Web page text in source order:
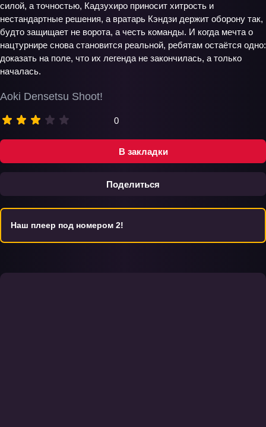
В закладки
Поделиться
Aoki Densetsu Shoot!
0
силой, а точностью, Кадзухиро приносит хитрость и
нестандартные решения, а вратарь Кэндзи держит оборону так,
будто защищает не ворота, а честь команды. И когда мечта о
нацтурнире снова становится реальной, ребятам остаётся одно:
доказать на поле, что их легенда не закончилась, а только
началась.
Наш плеер под номером 2!